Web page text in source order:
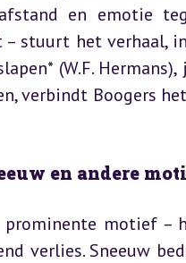
en emotie
– stuurt het verhaal,
(W.F.
verbindt Boogers
en andere
motief
verlies. Sneeuw